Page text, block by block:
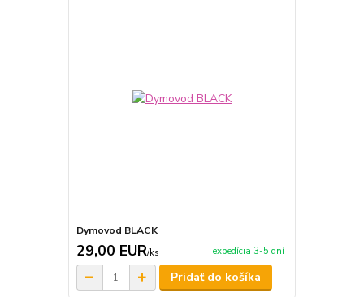
Dymovod BLACK
29,00 EUR/ks expedícia 3-5 dní
Pridať do košíka